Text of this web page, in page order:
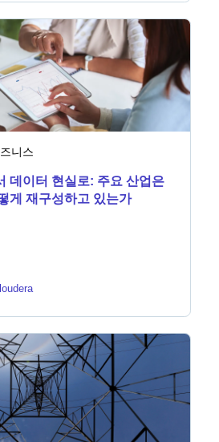
니스
데이터 현실로: 주요 산업은
게 재구성하고 있는가